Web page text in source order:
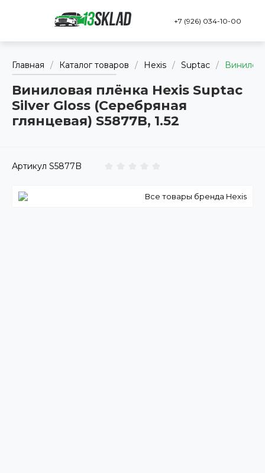
+7 (926) 034-10-00
Главная / Каталог товаров / Hexis / Suptac /
Виниловая плёнка Hexis Suptac
Silver Gloss (Серебряная
глянцевая) S5877B, 1.52
Артикул S5877B
Все товары бренда Hexis